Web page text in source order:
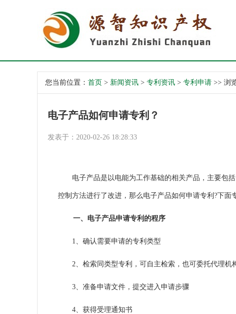
您当前位置： 首页 > 新闻资讯 > 专利资讯 > 专利申请 >> 浏
电子产品如何申请专利？
发表于：2020-02-26 18:28:33
电子产品是以电能为工作基础的相关产品，主要包括
控制方法进行了改进，那么电子产品如何申请专利?下面
一、电子产品申请专利的程序
1、确认需要申请的专利类型
2、检索同类型专利，可自主检索，也可委托代理机
3、准备申请文件，提交进入申请步骤
4、获得受理通知书